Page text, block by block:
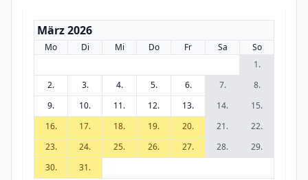
März 2026
Mo Di Mi Do Fr Sa
So
1.
2.
3. 4. 5. 6. 7.
8.
9.
10. 11. 12. 13. 14.
15.
16.
17. 18. 19. 20. 21.
22.
23.
24. 25. 26. 27. 28.
29.
30.
31.